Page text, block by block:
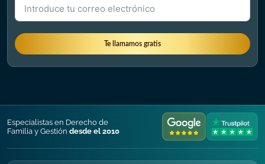
Te llamamos gratis
Especialistas en Derecho de
Familia y Gestión desde el 2010